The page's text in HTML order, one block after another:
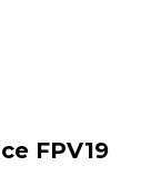
FPV19